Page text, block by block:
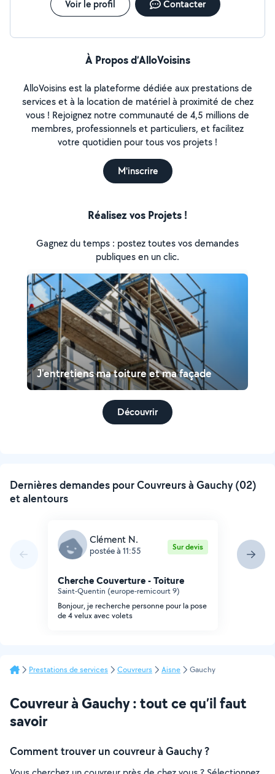
Voir le profil Contacter
À Propos d’AlloVoisins
AlloVoisins est la plateforme dédiée aux prestations de
services et à la location de matériel à proximité de chez
vous ! Rejoignez notre communauté de 4,5 millions de
membres, professionnels et particuliers, et facilitez
votre quotidien pour tous vos projets !
M'inscrire
Réalisez vos Projets !
Gagnez du temps : postez toutes vos demandes
publiques en un clic.
J'entretiens ma toiture et ma façade
Découvrir
Dernières demandes pour Couvreurs à Gauchy (02)
et alentours
Clément N.
postée à 11:55 Sur devis
Cherche Couverture - Toiture
Saint-Quentin (europe-remicourt 9)
Bonjour, je recherche personne pour la pose
de 4 velux avec volets
Prestations de services Couvreurs Aisne Gauchy
Couvreur à Gauchy : tout ce qu’il faut
savoir
Comment trouver un couvreur à Gauchy ?